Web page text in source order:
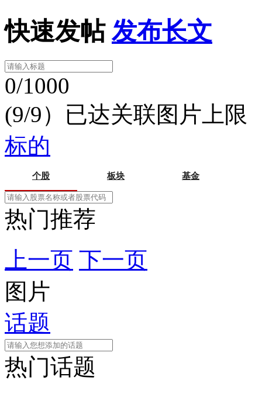
快速发帖 发布长文
0/1000
(9/9）已达关联图片上限
标的
个股 板块 基金
热门推荐
上一页 下一页
图片
话题
热门话题